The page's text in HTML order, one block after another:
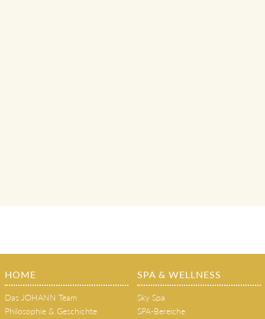
HOME
Das JOHANN Team
Philosophie & Geschichte
SPA & WELLNESS
Sky Spa
SPA-Bereiche